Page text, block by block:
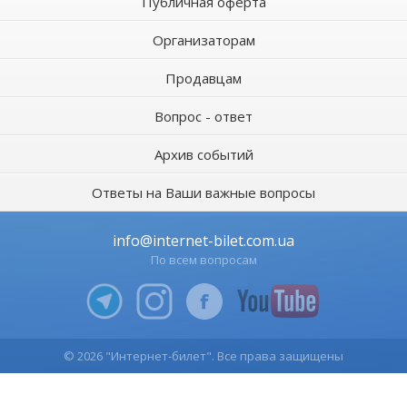
Организаторам
Продавцам
Вопрос - ответ
Архив событий
Ответы на Ваши важные вопросы
info@internet-bilet.com.ua
По всем вопросам
© 2026 "Интернет-билет". Все права защищены